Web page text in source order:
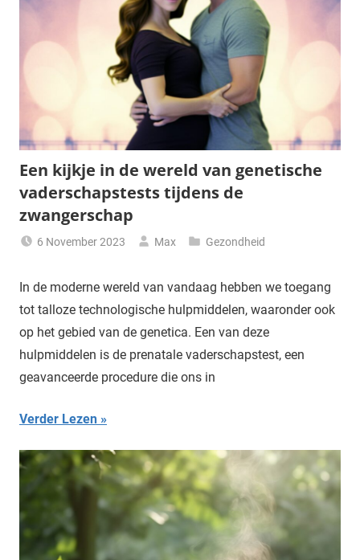
Een kijkje in de wereld van genetische
vaderschapstests tijdens de
zwangerschap
6 November 2023 Max Gezondheid
In de moderne wereld van vandaag hebben we toegang
tot talloze technologische hulpmiddelen, waaronder ook
op het gebied van de genetica. Een van deze
hulpmiddelen is de prenatale vaderschapstest, een
geavanceerde procedure die ons in
Verder Lezen